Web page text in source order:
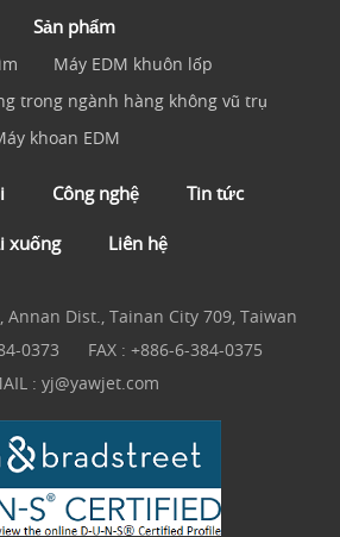
Sản phẩm
Máy EDM khuôn lốp
trong ngành hàng không vũ trụ
khoan EDM
Công nghệ Tin tức
xuống Liên hệ
Annan Dist., Tainan City 709, Taiwan
0373
FAX : +886-6-384-0375
: yj@yawjet.com